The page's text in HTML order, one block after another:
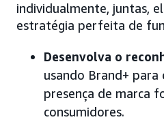
individualmente, juntas,
estratégia perfeita de
Desenvolva o
usando Brand+ para
presença de marca
consumidores.